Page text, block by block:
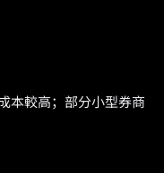
本較高；部分小型券商